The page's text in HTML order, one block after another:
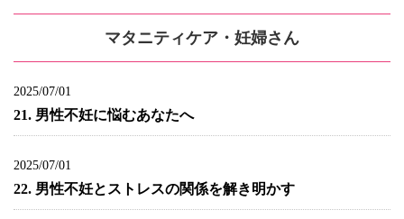
マタニティケア・妊婦さん
2025/07/01
21. 男性不妊に悩むあなたへ
2025/07/01
22. 男性不妊とストレスの関係を解き明かす